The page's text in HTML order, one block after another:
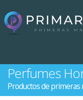
Perfumes
Productos de